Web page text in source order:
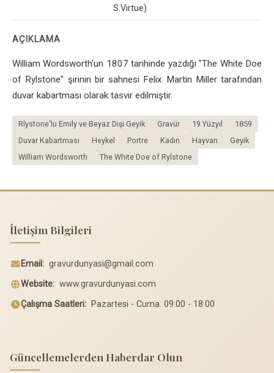
S.Virtue)
AÇIKLAMA
William Wordsworth'un 1807 tarihinde yazdığı "The White Doe
of Rylstone" şirinin bir sahnesi Felix Martin Miller tarafından
duvar kabartması olarak tasvir edilmiştir.
Rlystone'lu Emily ve Beyaz Dişi Geyik Gravür 19.Yüzyıl
1859
Duvar Kabartması
Heykel Portre Kadın Hayvan
Geyik
William Wordsworth
The White Doe of Rylstone
İletişim Bilgileri
Email: gravurdunyasi@gmail.com
Website: www.gravurdunyasi.com
Çalışma Saatleri: Pazartesi - Cuma: 09:00 - 18:00
Güncellemelerden Haberdar Olun